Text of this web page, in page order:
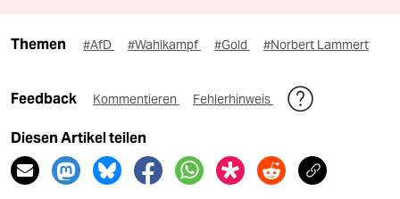
Themen #AfD #Wahlkampf #Gold #Norbert Lammert
Feedback Kommentieren Fehlerhinweis
Diesen Artikel teilen